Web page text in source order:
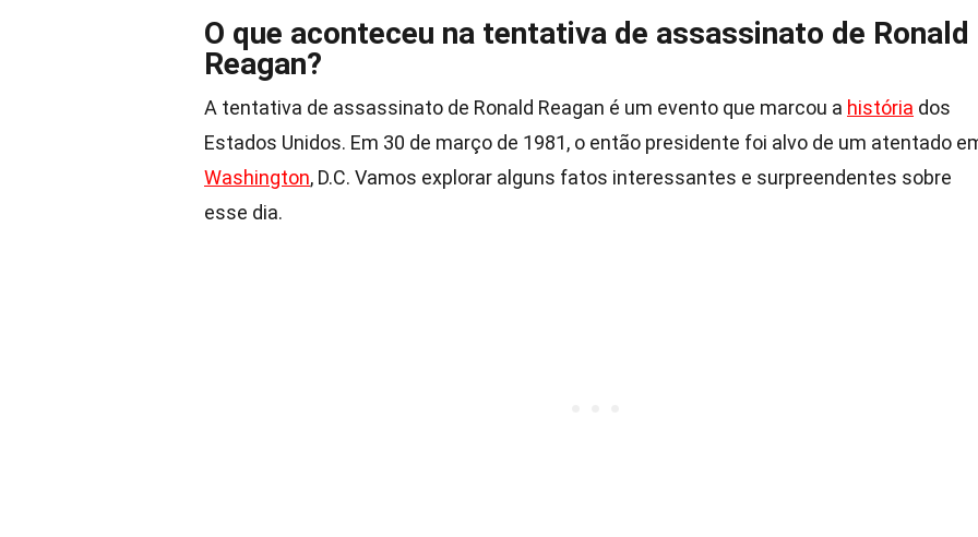
O que aconteceu na tentativa de assassinato de Ronald
Reagan?
A tentativa de assassinato de Ronald Reagan é um evento que marcou a história dos
Estados Unidos. Em 30 de março de 1981, o então presidente foi alvo de um atentado
Washington, D.C. Vamos explorar alguns fatos interessantes e surpreendentes sobre
esse dia.